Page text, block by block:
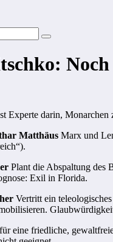
Experte darin, Monarchen
Matthäus Marx und
Plant die Abspaltung des
Exil in Florida.
Vertritt ein
eine friedliche,